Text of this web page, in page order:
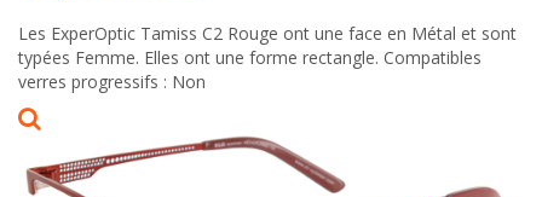
Les ExperOptic Tamiss C2 Rouge ont une face en Métal et sont
typées Femme. Elles ont une forme rectangle. Compatibles
verres progressifs : Non